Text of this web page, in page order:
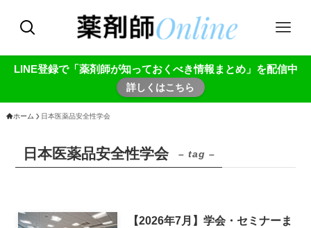
LINE登録で「薬剤師が知っておくべき情報まとめ」を配信中
詳しくはこちら
ホーム 日本医薬品安全性学会
日本医薬品安全性学会 – tag –
【2026年7月】学会・セミナーま